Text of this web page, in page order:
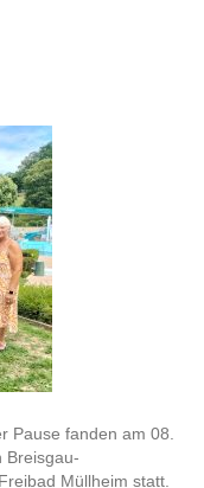
Pause fanden am 08.
Breisgau-
Müllheim statt.